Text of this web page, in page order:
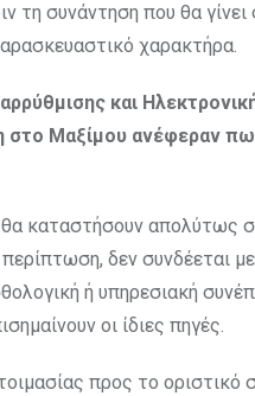
τη συνάντηση που θα
χαρακτήρα.
και
Μαξίμου ανέφεραν
καταστήσουν απολύτως
περίπτωση, δεν συνδέεται
ή υπηρεσιακή
οι ίδιες πηγές.
προς το οριστικό